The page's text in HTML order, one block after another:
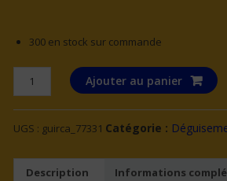
300 en stock sur commande
quantité
de
ANIMATEUR
ENFANTS
Ajouter au panier
UGS : guirca_77331 Catégorie :
Description Informations